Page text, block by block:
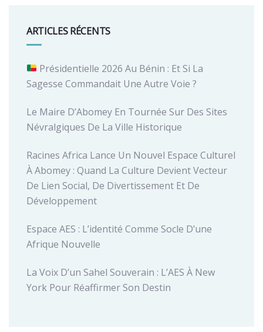
ARTICLES RÉCENTS
Présidentielle 2026 Au Bénin : Et Si La
Sagesse Commandait Une Autre Voie ?
Le Maire D’Abomey En Tournée Sur Des Sites
Névralgiques De La Ville Historique
Racines Africa Lance Un Nouvel Espace Culturel
À Abomey : Quand La Culture Devient Vecteur
De Lien Social, De Divertissement Et De
Développement
Espace AES : L’identité Comme Socle D’une
Afrique Nouvelle
La Voix D’un Sahel Souverain : L’AES À New
York Pour Réaffirmer Son Destin